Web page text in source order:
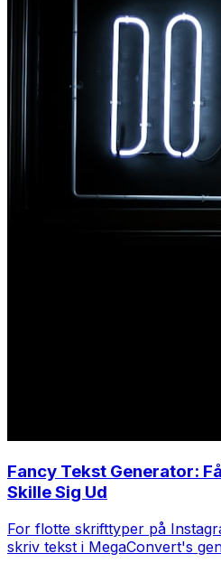
Fancy Tekst Generator:
Skille Sig Ud
For flotte skrifttyper på
skriv tekst i MegaConvert's